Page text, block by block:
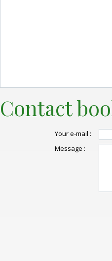
Contact
Your e-mail :
Message :